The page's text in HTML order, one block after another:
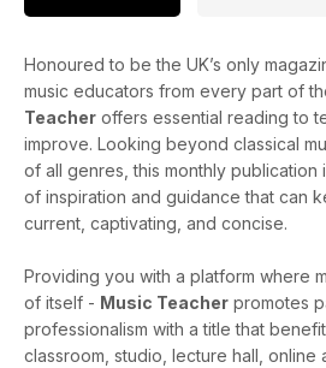
Honoured to be the UK’s only
music educators from every part of
Teacher offers essential reading to
improve. Looking beyond classical
of all genres, this monthly publication
of inspiration and guidance that can
current, captivating, and concise.
Providing you with a platform where
of itself - Music Teacher promotes
professionalism with a title that
classroom, studio, lecture hall, online